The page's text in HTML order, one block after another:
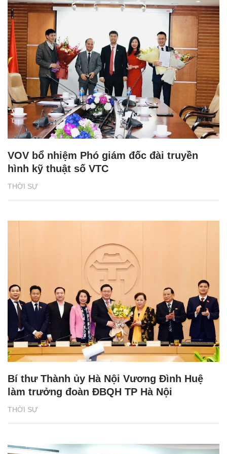
THỜI SỰ
VOV bổ nhiệm Phó giám đốc đài truyền
hình kỹ thuật số VTC
THỜI SỰ
Bí thư Thành ủy Hà Nội Vương Đình Huệ
làm trưởng đoàn ĐBQH TP Hà Nội